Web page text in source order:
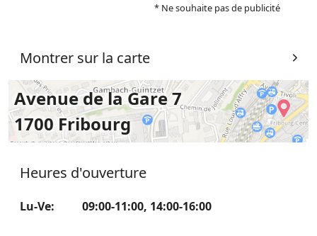
* Ne souhaite pas de publicité
Montrer sur la carte
Avenue de la Gare 7
1700 Fribourg
Heures d'ouverture
Lu-Ve: 09:00-11:00, 14:00-16:00